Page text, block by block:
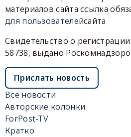
материалов сайта ссылка
для пользователейсайта
Свидетельство о
58738, выдано
Прислать новость
Все новости
Авторские колонки
ForPost-TV
Кратко